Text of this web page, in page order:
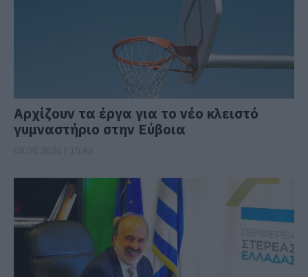
Αρχίζουν τα έργα για το νέο κλειστό
γυμναστήριο στην Εύβοια